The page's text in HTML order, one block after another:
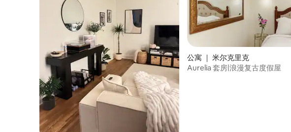
公寓 ｜ 米尔克里克
Aurelia 套房|浪漫复古度假屋